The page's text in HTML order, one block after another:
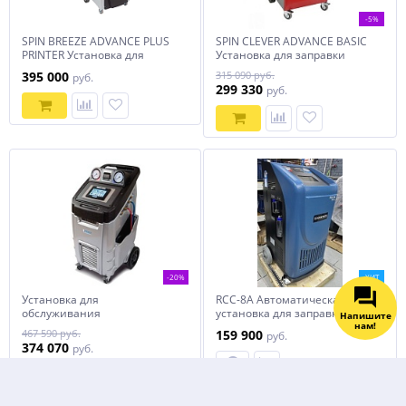
SPIN BREEZE ADVANCE PLUS
PRINTER Установка для
заправки кондиционеров
395 000руб.
SPIN CLEVER ADVANCE BASIC
Установка для заправки
кондиционеров
315 090 руб.
299 330руб.
Установка для
ХИТ
RCC-8A Автоматическая
Напишите
нам!